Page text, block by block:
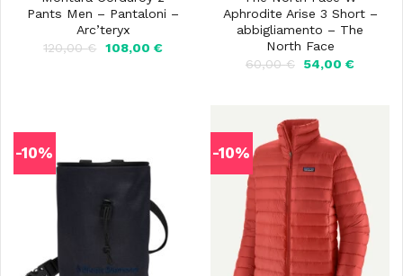
Pants Men – Pantaloni –
Arc’teryx
120,00€
Il
108,00 €Il
Aphrodite Arise 3 Short –
abbigliamento – The
North Face
60,00€
Il
54,00€Il
-10% -10%